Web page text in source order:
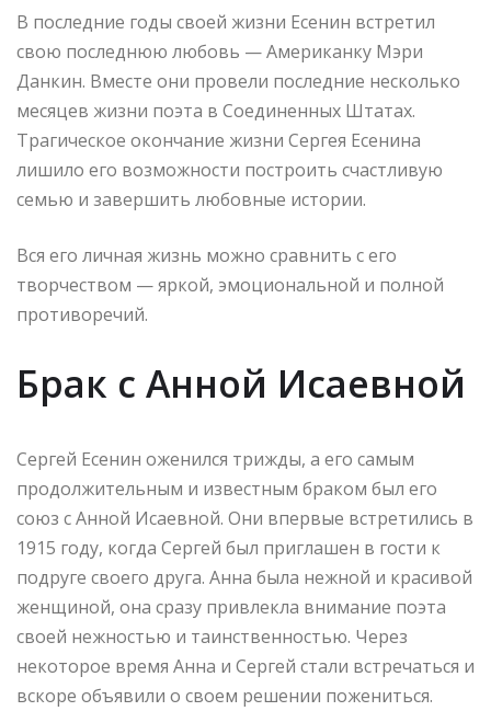
В последние годы своей жизни Есенин встретил
свою последнюю любовь — Американку Мэри
Данкин. Вместе они провели последние несколько
месяцев жизни поэта в Соединенных Штатах.
Трагическое окончание жизни Сергея Есенина
лишило его возможности построить счастливую
семью и завершить любовные истории.
Вся его личная жизнь можно сравнить с его
творчеством — яркой, эмоциональной и полной
противоречий.
Брак с Анной Исаевной
Сергей Есенин оженился трижды, а его самым
продолжительным и известным браком был его
союз с Анной Исаевной. Они впервые встретились в
1915 году, когда Сергей был приглашен в гости к
подруге своего друга. Анна была нежной и красивой
женщиной, она сразу привлекла внимание поэта
своей нежностью и таинственностью. Через
некоторое время Анна и Сергей стали встречаться и
вскоре объявили о своем решении пожениться.